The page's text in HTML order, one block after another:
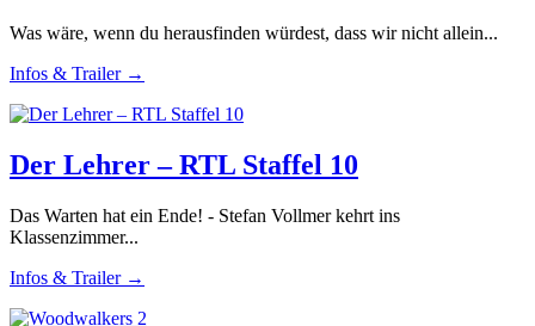
Was wäre, wenn du herausfinden würdest, dass wir nicht allein...
Infos & Trailer →
Der Lehrer – RTL Staffel 10
Das Warten hat ein Ende! - Stefan Vollmer kehrt ins
Klassenzimmer...
Infos & Trailer →